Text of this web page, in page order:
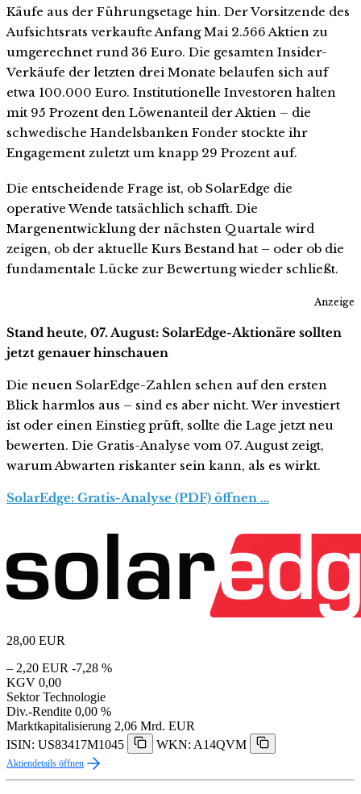
Käufe aus der Führungsetage hin. Der Vorsitzende des
Aufsichtsrats verkaufte Anfang Mai 2.566 Aktien zu
umgerechnet rund 36 Euro. Die gesamten Insider-
Verkäufe der letzten drei Monate belaufen sich auf
etwa 100.000 Euro. Institutionelle Investoren halten
mit 95 Prozent den Löwenanteil der Aktien – die
schwedische Handelsbanken Fonder stockte ihr
Engagement zuletzt um knapp 29 Prozent auf.
Die entscheidende Frage ist, ob SolarEdge die
operative Wende tatsächlich schafft. Die
Margenentwicklung der nächsten Quartale wird
zeigen, ob der aktuelle Kurs Bestand hat – oder ob die
fundamentale Lücke zur Bewertung wieder schließt.
Anzeige
Stand heute, 07. August: SolarEdge-Aktionäre sollten
jetzt genauer hinschauen
Die neuen SolarEdge-Zahlen sehen auf den ersten
Blick harmlos aus – sind es aber nicht. Wer investiert
ist oder einen Einstieg prüft, sollte die Lage jetzt neu
bewerten. Die Gratis-Analyse vom 07. August zeigt,
warum Abwarten riskanter sein kann, als es wirkt.
SolarEdge: Gratis-Analyse (PDF) öffnen …
28,00 EUR
– 2,20 EUR -7,28 %
KGV 0,00
Sektor Technologie
Div.-Rendite 0,00 %
Marktkapitalisierung 2,06 Mrd. EUR
ISIN: US83417M1045
WKN: A14QVM
Aktiendetails öffnen